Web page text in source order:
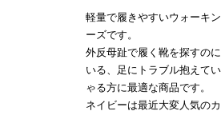
軽量で履きやすいウォーキン
ーズです。
外反母趾で履く靴を探すの
いる、足にトラブル抱えて
ゃる方に最適な商品です。
ネイビーは最近大変人気の